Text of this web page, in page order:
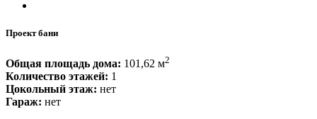
Проект бани
Общая площадь дома: 101,62 м2
Количество этажей: 1
Цокольный этаж: нет
Гараж: нет